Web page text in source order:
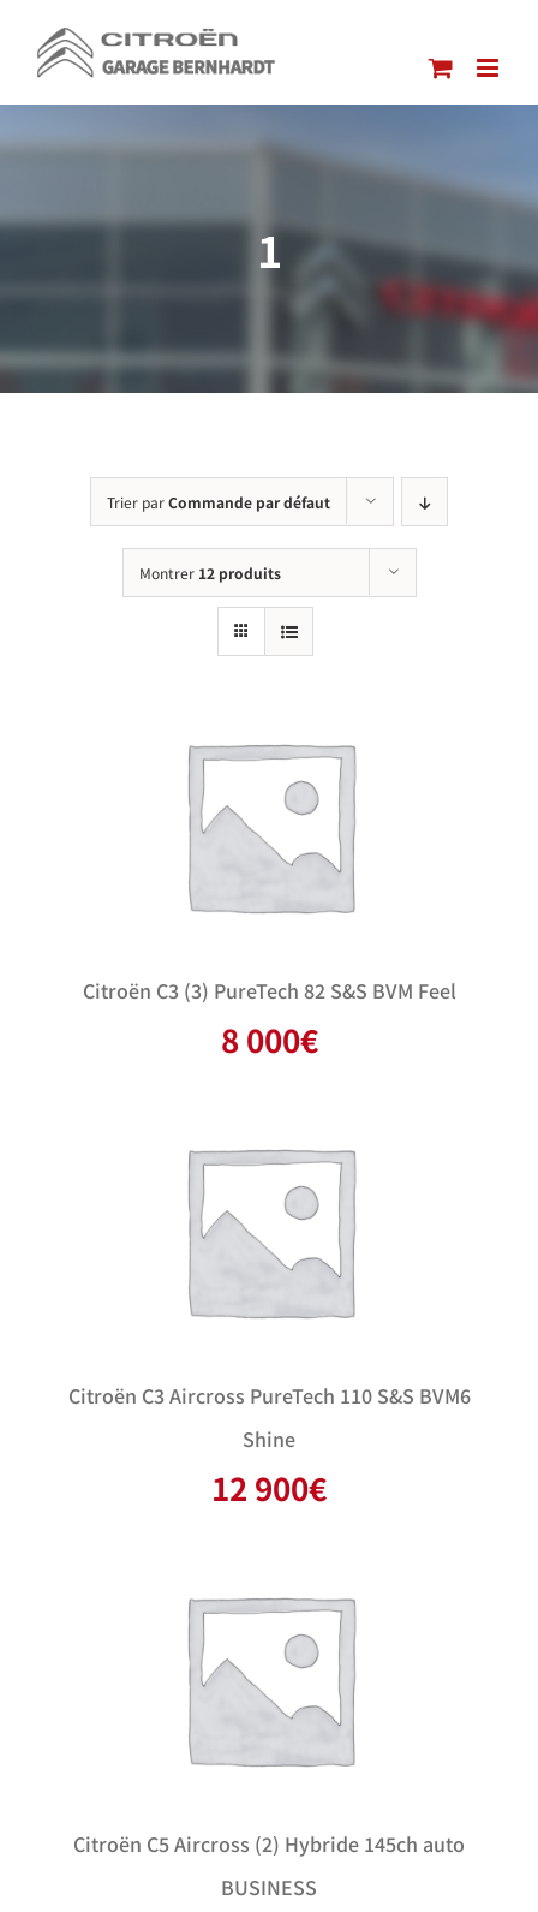
contenu
1
Trier parCommande par défaut
Montrer 12 produits
Citroën C3 (3) PureTech 82 S&S BVM Feel
8 000€
Citroën C3 Aircross PureTech 110 S&S BVM6
Shine
12 900€
Citroën C5 Aircross (2) Hybride 145ch auto
BUSINESS